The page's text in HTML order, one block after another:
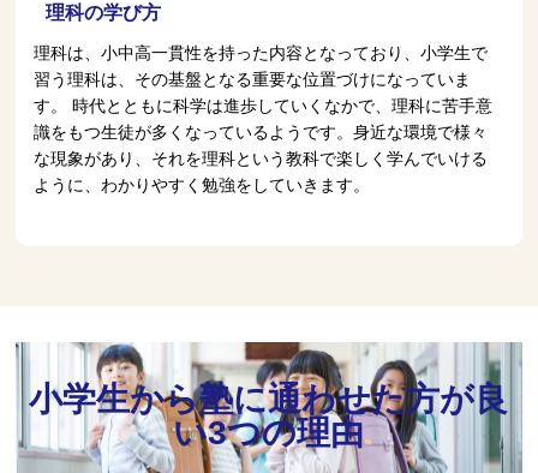
理科の学び方
理科は、小中高一貫性を持った内容となっており、小学生で
習う理科は、その基盤となる重要な位置づけになっていま
す。 時代とともに科学は進歩していくなかで、理科に苦手意
識をもつ生徒が多くなっているようです。身近な環境で様々
な現象があり、それを理科という教科で楽しく学んでいける
ように、わかりやすく勉強をしていきます。
小学生から塾に通わせた方が良
い3つの理由